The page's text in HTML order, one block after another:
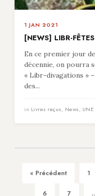
1 JAN 2021
[NEWS] LIBR-
En ce premier jour
décennie, on pourra
« Libr-divagations »
des...
in Livres reçus, News, UNE
« Précédent 1
6 7